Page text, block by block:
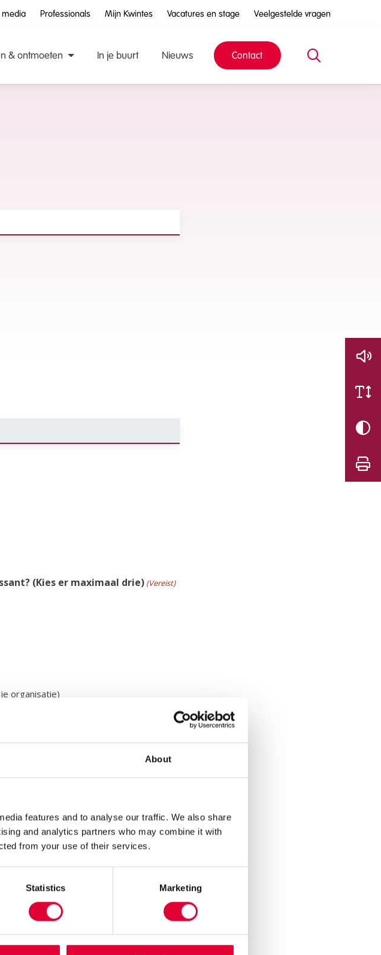
About
features and to analyse our traffic. We also share
and analytics partners who may combine it with
from your use of their services.
Statistics Marketing
media Professionals Mijn Kwintes Vacatures en stage Veelgestelde vragen
& ontmoeten In je buurt Nieuws Contact
(Kies er maximaal drie) (Vereist)
organisatie)
(Vereist)